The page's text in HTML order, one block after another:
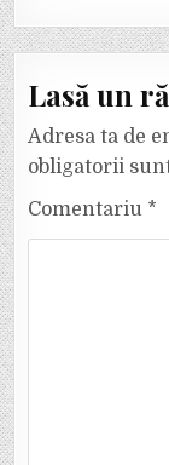
Lasă un
Adresa ta de
obligatorii
Comentariu *